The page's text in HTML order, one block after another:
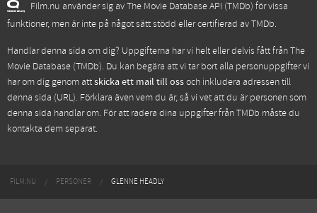
Film.nu använder sig av The Movie Database API (TMDb) för vissa
funktioner, men är inte på något sätt stödd eller certifierad av TMDb.
Handlar denna sida om dig? Uppgifterna har vi helt eller delvis fått frånThe
Movie Database (TMDb). Du kan begära att vi tar bort alla personuppgifter vi
har om dig genom attskicka ett mail till ossoch inkludera adressen till
denna sida (URL). Förklara även vem du är, så vi vet att du är personen som
denna sida handlar om. För att radera dina uppgifter från TMDb måste du
kontakta dem separat.
FILM.NU PERSONER GLENNE HEADLY